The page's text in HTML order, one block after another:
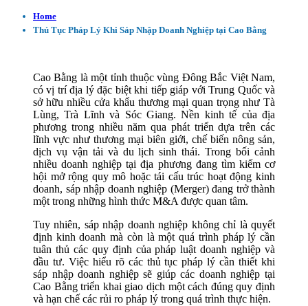
Home
Thủ Tục Pháp Lý Khi Sáp Nhập Doanh Nghiệp tại Cao Bằng
Cao Bằng là một tỉnh thuộc vùng Đông Bắc Việt Nam,
có vị trí địa lý đặc biệt khi tiếp giáp với Trung Quốc và
sở hữu nhiều cửa khẩu thương mại quan trọng như Tà
Lùng, Trà Lĩnh và Sóc Giang. Nền kinh tế của địa
phương trong nhiều năm qua phát triển dựa trên các
lĩnh vực như thương mại biên giới, chế biến nông sản,
dịch vụ vận tải và du lịch sinh thái. Trong bối cảnh
nhiều doanh nghiệp tại địa phương đang tìm kiếm cơ
hội mở rộng quy mô hoặc tái cấu trúc hoạt động kinh
doanh, sáp nhập doanh nghiệp (Merger) đang trở thành
một trong những hình thức M&A được quan tâm.
Tuy nhiên, sáp nhập doanh nghiệp không chỉ là quyết
định kinh doanh mà còn là một quá trình pháp lý cần
tuân thủ các quy định của pháp luật doanh nghiệp và
đầu tư. Việc hiểu rõ các thủ tục pháp lý cần thiết khi
sáp nhập doanh nghiệp sẽ giúp các doanh nghiệp tại
Cao Bằng triển khai giao dịch một cách đúng quy định
và hạn chế các rủi ro pháp lý trong quá trình thực hiện.